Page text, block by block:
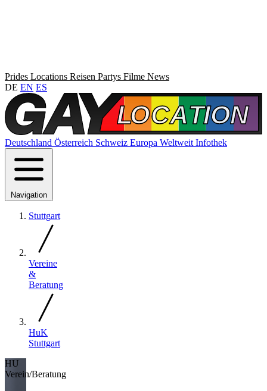
Prides Locations Reisen Partys Filme News
DE EN ES
Deutschland Österreich Schweiz Europa Weltweit Infothek
Navigation
Stuttgart
Vereine
&
Beratung
HuK
Stuttgart
HU
Verein/Beratung